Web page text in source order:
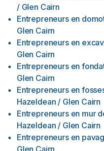
/ Glen Cairn
Entrepreneurs en
Glen Cairn
Entrepreneurs en
Glen Cairn
Entrepreneurs en
Glen Cairn
Entrepreneurs en
Hazeldean / Glen Cairn
Entrepreneurs en mur
Hazeldean / Glen Cairn
Entrepreneurs en
Glen Cairn